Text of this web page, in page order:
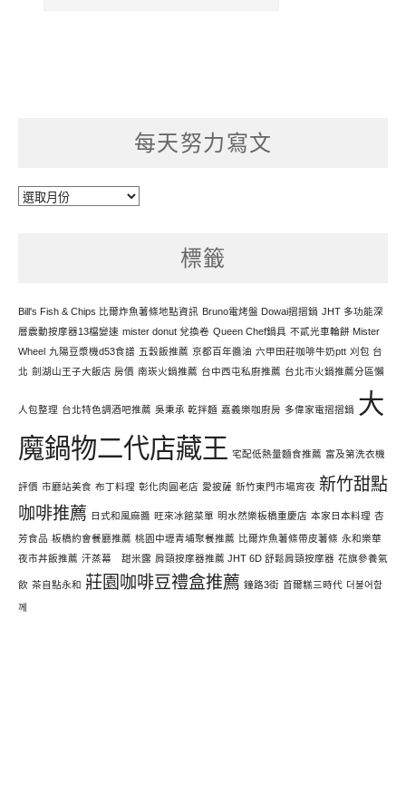
每天努力寫文
每
標籤
Bill's Fish & Chips 比爾炸魚薯條地點資訊 Bruno電烤盤 Dowai摺摺鍋 JHT 多功能深
層震動按摩器13檔變速 mister donut 兌換卷 Queen Chef鍋具 不貳光車輪餅 Mister
Wheel 九陽豆漿機d53食譜 五穀飯推薦 京都百年醬油 六甲田莊咖啡牛奶ptt 刈包 台
北 劍湖山王子大飯店 房價 南崁火鍋推薦 台中西屯私廚推薦 台北市火鍋推薦分區懶
人包整理 台北特色調酒吧推薦 吳秉承 乾拌麵 嘉義樂咖廚房 多偉家電摺摺鍋 大
魔鍋物二代店藏王 宅配低熱量麵食推薦 富及第洗衣機
評價 市廳站美食 布丁料理 彰化肉圓老店 愛披薩 新竹東門市場宵夜 新竹甜點
咖啡推薦 日式和風麻醬 旺來冰館菜單 明水然樂板橋重慶店 本家日本料理 杏
芳食品 板橋約會餐廳推薦 桃園中壢青埔聚餐推薦 比爾炸魚薯條帶皮薯條 永和樂華
夜市丼飯推薦 汗蒸幕 甜米露 肩頸按摩器推薦 JHT 6D 舒鬆肩頸按摩器 花旗參養氣
飲 茶自點永和 莊園咖啡豆禮盒推薦 鐘路3街 首爾糕三時代 더불어함
께